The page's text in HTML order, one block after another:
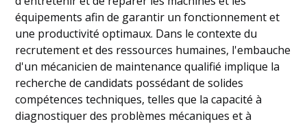
équipements afin de garantir un fonctionnement et
une productivité optimaux. Dans le contexte du
recrutement et des ressources humaines, l'embauche
d'un mécanicien de maintenance qualifié implique la
recherche de candidats possédant de solides
compétences techniques, telles que la capacité à
diagnostiquer des problèmes mécaniques et à